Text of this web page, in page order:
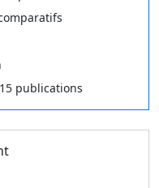
publications